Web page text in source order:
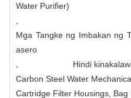
Water Purifier)
Mga Tangke ng Imbakan ng
asero
Hindi
Carbon Steel Water
Cartridge Filter Housings, Bag